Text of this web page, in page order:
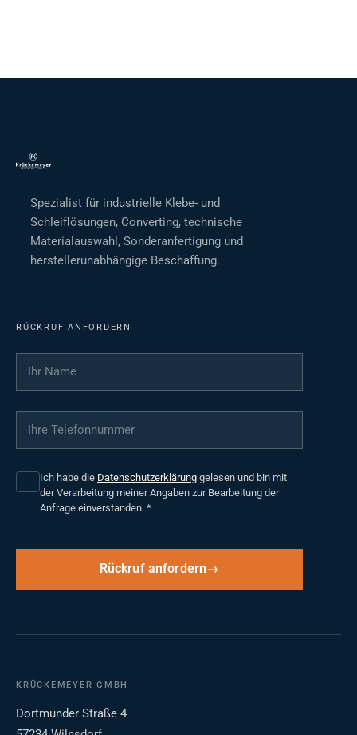
Spezialist für industrielle Klebe- und
Schleiflösungen, Converting, technische
Materialauswahl, Sonderanfertigung und
herstellerunabhängige Beschaffung.
RÜCKRUF ANFORDERN
Ihr Name
Ihre Telefonnummer
Ich habe die Datenschutzerklärung gelesen und bin mit
der Verarbeitung meiner Angaben zur Bearbeitung der
Anfrage einverstanden. *
Rückruf anfordern
KRÜCKEMEYER GMBH
Dortmunder Straße 4